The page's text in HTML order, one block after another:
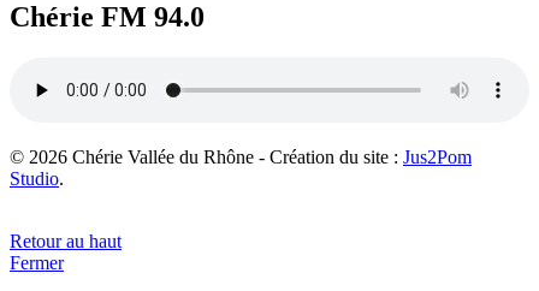
Chérie FM 94.0
© 2026 Chérie Vallée du Rhône - Création du site : Jus2Pom
Studio.
Retour au haut
Fermer